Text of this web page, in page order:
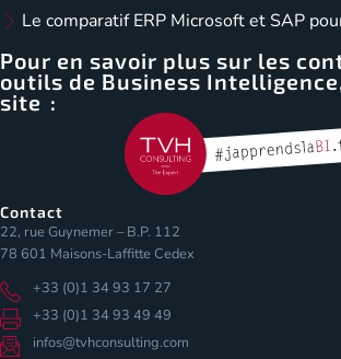
Le comparatif ERP Microsoft et SAP
Pour en savoir plus sur les
outils de Business
site :
Contact
22, rue Guynemer – B.P. 112
78 601 Maisons-Laffitte Cedex
+33 (0)1 34 93 17 27
+33 (0)1 34 93 49 49
infos@tvhconsulting.com